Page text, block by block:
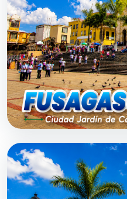
DESDE $0
Fusagasugá
1 h 45 min aprox.